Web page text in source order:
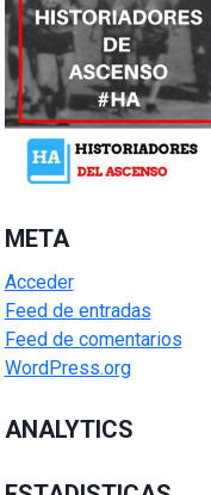
META
Acceder
Feed de entradas
Feed de comentarios
WordPress.org
ANALYTICS